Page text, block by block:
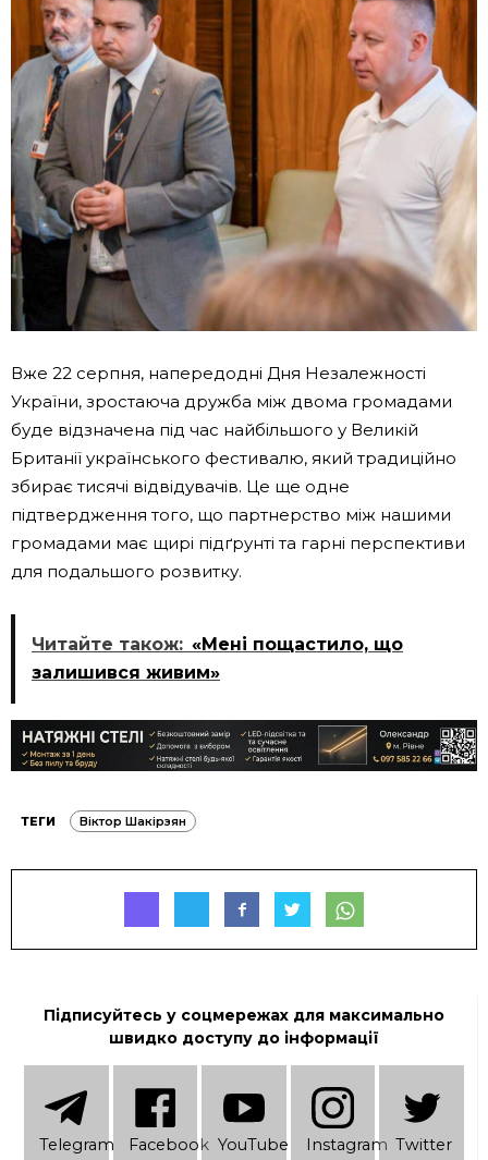
Вже 22 серпня, напередодні Дня Незалежності
України, зростаюча дружба між двома громадами
буде відзначена під час найбільшого у Великій
Британії українського фестивалю, який традиційно
збирає тисячі відвідувачів. Це ще одне
підтвердження того, що партнерство між нашими
громадами має щирі підґрунті та гарні перспективи
для подальшого розвитку.
Читайте також: «Мені пощастило, що
залишився живим»
ТЕГИ Віктор Шакірзян
Підписуйтесь у соцмережах для максимально
швидко доступу до інформації
Telеgram Facebook YouTube Instagram Twitter